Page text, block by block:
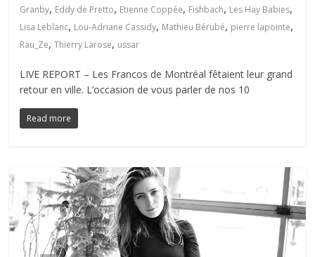
Granby, Eddy de Pretto, Etienne Coppée, Fishbach, Les Hay Babies,
Lisa Leblanc, Lou-Adriane Cassidy, Mathieu Bérubé, pierre lapointe,
Rau_Ze,Thierry Larose, ussar
LIVE REPORT – Les Francos de Montréal fêtaient leur grand
retour en ville. L’occasion de vous parler de nos 10
Read more